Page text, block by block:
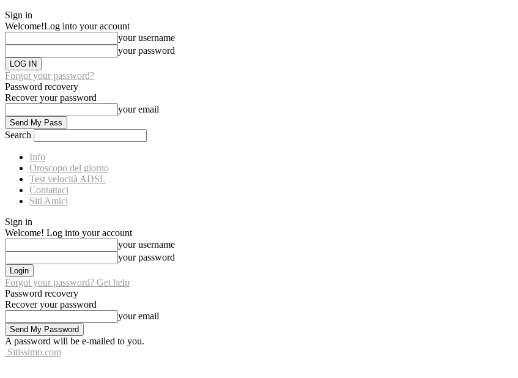
Sign in
Welcome!Log into your account
your username
your password
Forgot your password?
Password recovery
Recover your password
your email
Search
Info
Oroscopo del giorno
Test velocità ADSL
Contattaci
Siti Amici
Sign in
Welcome! Log into your account
your username
your password
Forgot your password? Get help
Password recovery
Recover your password
your email
A password will be e-mailed to you.
Sitissimo.com